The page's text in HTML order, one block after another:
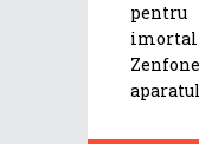
pentru